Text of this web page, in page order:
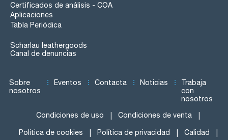
Certificados de análisis - COA
Aplicaciones
Tabla Periódica
Scharlau leathergoods
Canal de denuncias
Sobre
nosotros
Eventos Contacta Noticias
Trabaja
con
nosotros
Condiciones de uso Condiciones de venta
Política de cookies Política de privacidad Calidad